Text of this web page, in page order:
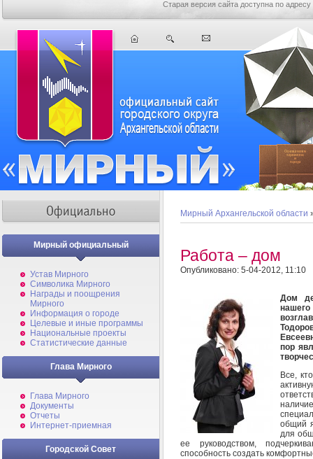
Старая версия сайта доступна по адресу
Мирный официальный
Устав Мирного
Символика Мирного
Награды и поощрения
Мирного
Информация о городе
Целевые и иные программы
Национальные проекты
Статистические данные
Глава Мирного
Глава Мирного
Документы
Отчеты
Интернет-приемная
Городской Совет
Мирный Архангельской области
Работа – дом
Опубликовано: 5-04-2012, 11:10
Дом
пор
Все,
общий
для
ее руководством,
способность создать